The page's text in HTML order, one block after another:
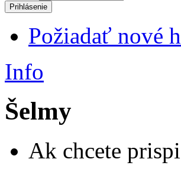
Požiadať nové
Info
Šelmy
Ak chcete